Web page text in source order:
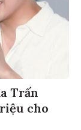
Trấn
cho